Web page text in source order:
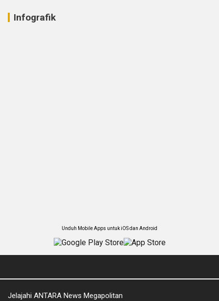
Infografik
Unduh Mobile Apps untuk iOS dan Android
Jelajahi ANTARA News Megapolitan